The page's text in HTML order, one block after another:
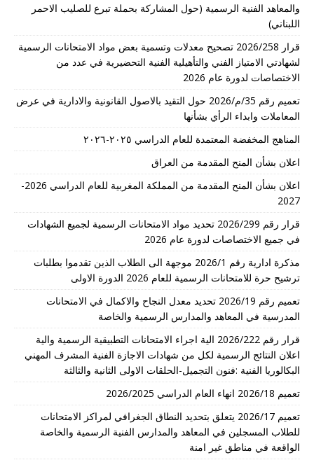
والمعاهد الفنية الرسمية (حول المشاركة بحملة تبرع للصليب الاحمر
اللبناني)
قرار 2026/258 تصحيح معدلات وتسمية بعض مواد الامتحانات الرسمية
لشهادتي الامتياز الفني والتأهيلية الفنية التحضيرية في عدد من
الاختصاصات لدورة عام 2026
تعميم رقم 35/م/2026 حول التقيد بالاصول القانونية والادارية في عرض
المعاملات وابداء الرأي بشأنها
المناهج المخفضة المعتمدة للعام الدراسي ٢٠٢٥-٢٠٢٦
اعلان بشأن المنح المقدمة من العراق
اعلان بشأن المنح المقدمة من المملكة المغربية للعام الدراسي 2026-
2027
قرار رقم 2026/299 تحديد مواد الامتحانات الرسمية لجميع الشهادات
في جميع الاختصاصات لدورة عام 2026
مذكرة ادارية رقم 2026/1 موجهة الى الطلاب الذين تقدموا بطلبات
ترشيح حرة للامتحانات الرسمية للعام 2026 الدورة الاولى
تعميم رقم 2026/19 تحديد معدل النجاح والاكمال في الامتحانات
المدرسية في المعاهد والمدارس الرسمية والخاصة
قرار رقم 2026/222 الية اجراء الامتحانات التطبيقية الرسمية والية
اعلان النتائج الرسمية لكل من شهادات الاجازة الفنية المشرف المهني
البكالوريا الفنية :فنون التجميل-الحلقات الاولى الثانية والثالثة
تعميم 2026/18 انهاء العام الدراسي 2026/2025
تعميم 2026/17 يتعلق بتحديد النطاق الجغرافي لمراكز الامتحانات
للطلاب المسجلين في المعاهد والمدارس الفنية الرسمية والخاصة
الواقعة في مناطق غير امنة